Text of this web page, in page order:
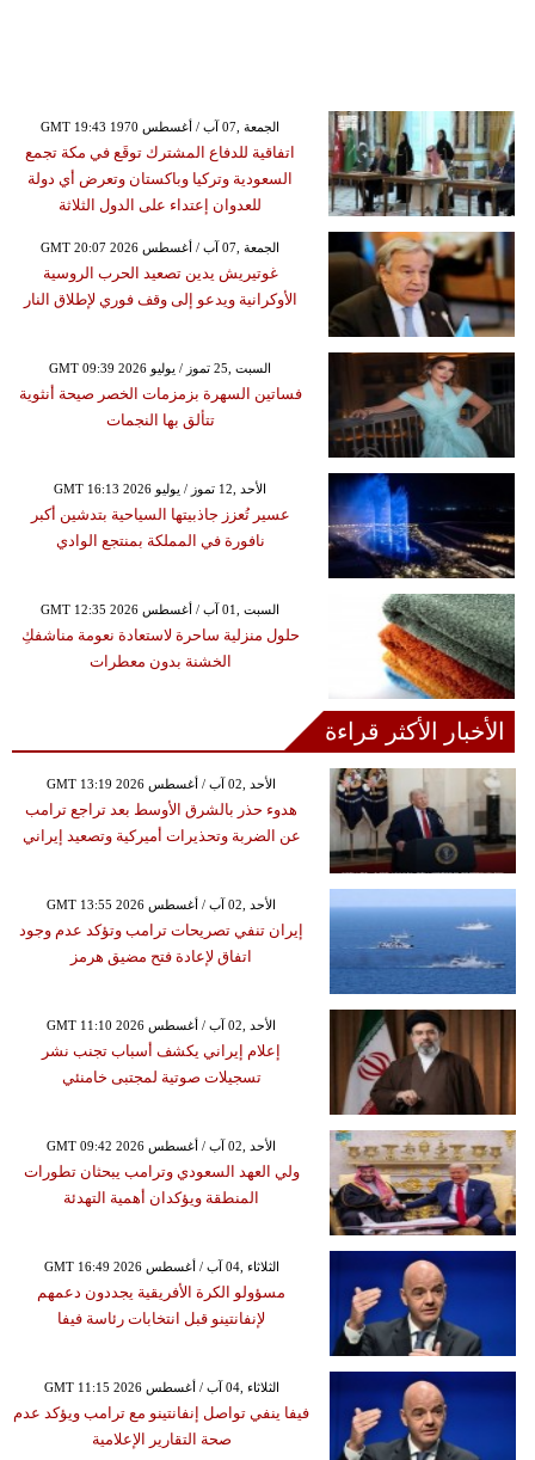
GMT 19:43 1970 الجمعة ,07 آب / أغسطس
اتفاقية للدفاع المشترك توقَع في مكة تجمع
السعودية وتركيا وباكستان وتعرض أي دولة
للعدوان إعتداء على الدول الثلاثة
GMT 20:07 2026 الجمعة ,07 آب / أغسطس
غوتيريش يدين تصعيد الحرب الروسية
الأوكرانية ويدعو إلى وقف فوري لإطلاق النار
GMT 09:39 2026 السبت ,25 تموز / يوليو
فساتين السهرة بزمزمات الخصر صيحة أنثوية
تتألق بها النجمات
GMT 16:13 2026 الأحد ,12 تموز / يوليو
عسير تُعزز جاذبيتها السياحية بتدشين أكبر
نافورة في المملكة بمنتجع الوادي
GMT 12:35 2026 السبت ,01 آب / أغسطس
حلول منزلية ساحرة لاستعادة نعومة مناشفكِ
الخشنة بدون معطرات
الأخبار الأكثر قراءة
GMT 13:19 2026 الأحد ,02 آب / أغسطس
هدوء حذر بالشرق الأوسط بعد تراجع ترامب
عن الضربة وتحذيرات أميركية وتصعيد إيراني
GMT 13:55 2026 الأحد ,02 آب / أغسطس
إيران تنفي تصريحات ترامب وتؤكد عدم وجود
اتفاق لإعادة فتح مضيق هرمز
GMT 11:10 2026 الأحد ,02 آب / أغسطس
إعلام إيراني يكشف أسباب تجنب نشر
تسجيلات صوتية لمجتبى خامنئي
GMT 09:42 2026 الأحد ,02 آب / أغسطس
ولي العهد السعودي وترامب يبحثان تطورات
المنطقة ويؤكدان أهمية التهدئة
GMT 16:49 2026 الثلاثاء ,04 آب / أغسطس
مسؤولو الكرة الأفريقية يجددون دعمهم
لإنفانتينو قبل انتخابات رئاسة فيفا
GMT 11:15 2026 الثلاثاء ,04 آب / أغسطس
فيفا ينفي تواصل إنفانتينو مع ترامب ويؤكد عدم
صحة التقارير الإعلامية